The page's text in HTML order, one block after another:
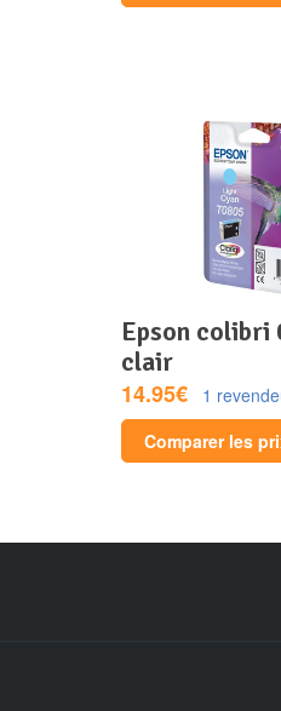
epson colibri 08 cyan
clair
14.95€
1
Comparer les